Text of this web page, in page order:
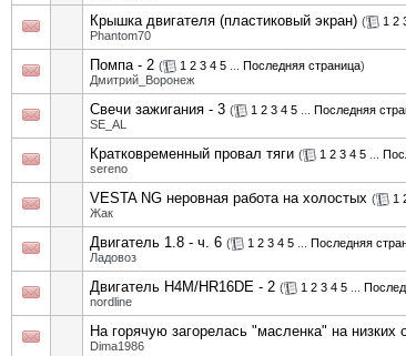
Крышка двигателя (пластиковый экран) ( 1 2
Phantom70
Помпа - 2 ( 1 2 3 4 5 Последняя страница)
Дмитрий_Воронеж
Свечи зажигания - 3 ( 1 2 3 4 5 Последняя
SE_AL
Кратковременный провал тяги ( 1 2 3 4 5
sereno
VESTA NG неровная работа на холостых ( 1
Жак
Двигатель 1.8 - ч. 6 ( 1 2 3 4 5 Последняя
Ладовоз
Двигатель H4M/HR16DE - 2 ( 1 2 3 4 5
nordline
На горячую загорелась "масленка" на низких
Dima1986